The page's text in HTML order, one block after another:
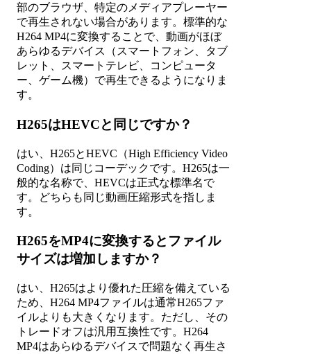
部のブラウザ、特定のメディアプレーヤー
で再生されない場合があります。標準的な
H264 MP4に変換することで、動画がほぼ
あらゆるデバイス（スマートフォン、タブ
レット、スマートテレビ、コンピュータ
ー、ゲーム機）で再生できるようになりま
す。
H265はHEVCと同じですか？
はい、H265とHEVC（High Efficiency Video
Coding）は同じコーデックです。H265は一
般的な名称で、HEVCは正式な標準名で
す。どちらも同じ動画圧縮形式を指しま
す。
H265をMP4に変換するとファイル
サイズは増加しますか？
はい、H265はより優れた圧縮を備えている
ため、H264 MP4ファイルは通常H265ファ
イルよりも大きくなります。ただし、その
トレードオフは汎用互換性です。H264
MP4はあらゆるデバイスで問題なく再生さ